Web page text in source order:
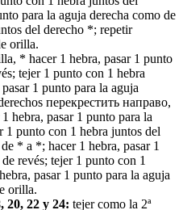
para la aguja derecha como de
del derecho *; repetir
orilla.
* hacer 1 hebra, pasar 1 punto
tejer 1 punto con 1 hebra
1 punto para la aguja
перекрестить направо,
hebra, pasar 1 punto para la
1 punto con 1 hebra juntos del
* a *; hacer 1 hebra, pasar 1
revés; tejer 1 punto con 1
pasar 1 punto para la aguja
orilla.
20, 22 y 24: tejer como la 2ª